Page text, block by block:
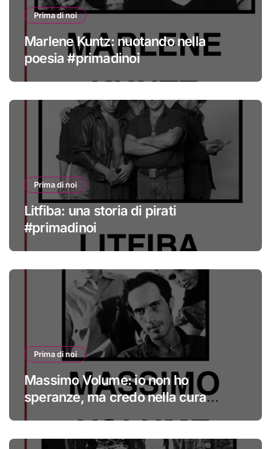
Prima di noi
Marlene Kuntz: nuotando nella
poesia #primadinoi
Prima di noi
Litfiba: una storia di pirati
#primadinoi
Prima di noi
Massimo Volume: io non ho
speranze, ma credo nella cura